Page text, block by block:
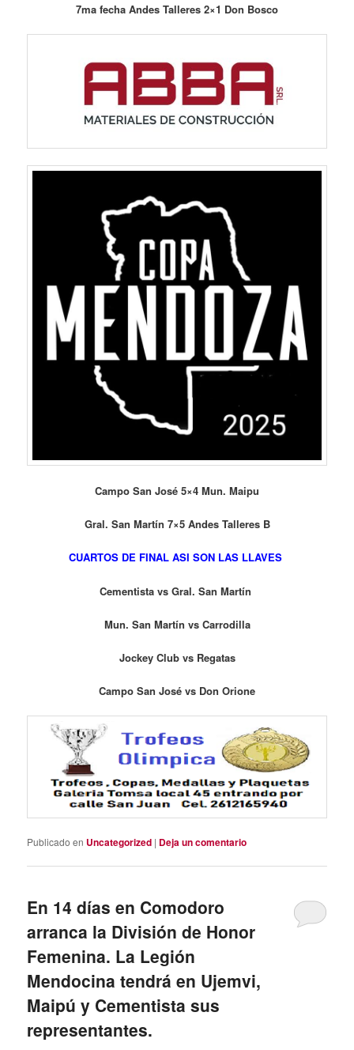
7ma fecha Andes Talleres 2×1 Don Bosco
Campo San José 5×4 Mun. Maipu
Gral. San Martín 7×5 Andes Talleres B
CUARTOS DE FINAL ASI SON LAS LLAVES
Cementista vs Gral. San Martín
Mun. San Martín vs Carrodilla
Jockey Club vs Regatas
Campo San José vs Don Orione
Publicado en Uncategorized | Deja un comentario
En 14 días en Comodoro
arranca la División de Honor
Femenina. La Legión
Mendocina tendrá en Ujemvi,
Maipú y Cementista sus
representantes.